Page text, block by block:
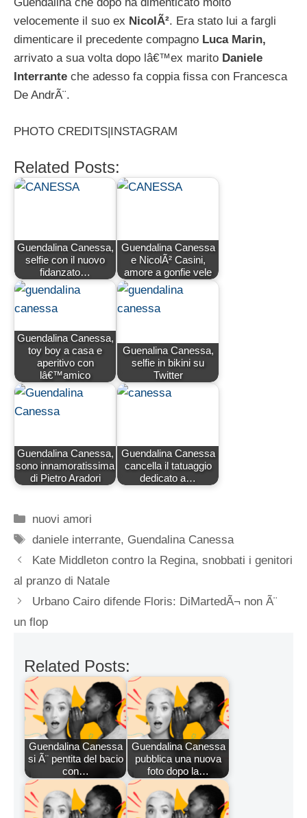
velocemente il suo ex NicolÃ². Era stato lui a fargli
dimenticare il precedente compagno Luca Marin,
arrivato a sua volta dopo lâ€™ex marito Daniele
Interrante che adesso fa coppia fissa con Francesca
De AndrÃ¨.
PHOTO CREDITS|INSTAGRAM
Related Posts:
Guendalina Canessa,
selfie con il nuovo
fidanzato…
Guendalina Canessa
e NicolÃ² Casini,
amore a gonfie vele
Guendalina Canessa,
toy boy a casa e
aperitivo con
lâ€™amico
Guenalina Canessa,
selfie in bikini su
Twitter
Guendalina Canessa,
sono innamoratissima
di Pietro Aradori
Guendalina Canessa
cancella il tatuaggio
dedicato a…
Categorie
nuovi amori
Tag
daniele interrante, Guendalina Canessa
Kate Middleton contro la Regina, snobbati i genitori
al pranzo di Natale
Urbano Cairo difende Floris: DiMartedÃ¬ non Ã¨
un flop
Related Posts:
Guendalina Canessa
si Ã¨ pentita del bacio
con…
Guendalina Canessa
pubblica una nuova
foto dopo la…